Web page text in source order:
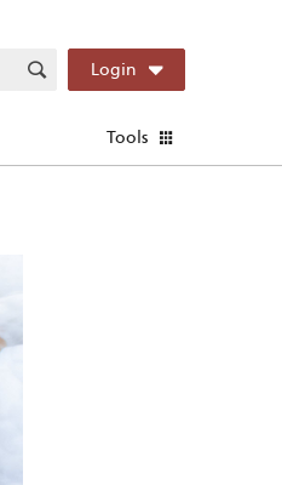
Login
Tools